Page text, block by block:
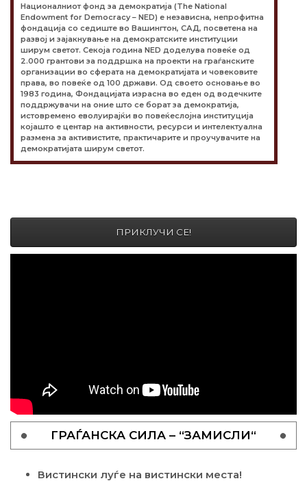
Националниот фонд за демократија (The National
Endowment for Democracy – NED) е независна, непрофитна
фондација со седиште во Вашингтон, САД, посветена на
развој и зајакнување на демократските институции
ширум светот. Секоја година NED доделува повеќе од
2.000 грантови за поддршка на проекти на граѓанските
организации во сферата на демократијата и човековите
права, во повеќе од 100 држави. Од своето основање во
1983 година, Фондацијата израсна во еден од водечките
поддржувачи на оние што се борат за демократија,
истовремено еволуирајќи во повеќеслојна институција
којашто е центар на активности, ресурси и интелектуална
размена за активистите, практичарите и проучувачите на
демократијата ширум светот.
ПРИКЛУЧИ СЕ!
ГРАЃАНСКА СИЛА – “ЗАМИСЛИ“
Вистински луѓе на вистински места!